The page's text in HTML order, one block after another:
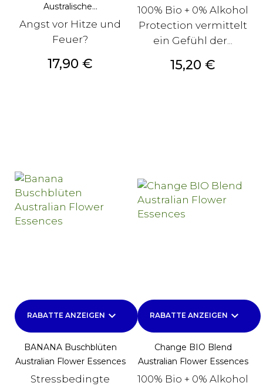
Australische...
Angst vor Hitze und
Feuer?
Preis
17,90 €
100% Bio + 0% Alkohol
Protection vermittelt
ein Gefühl der...
Preis
15,20 €
RABATTE ANZEIGEN keyboard_arrow_down
BANANA Buschblüten
Australian Flower Essences
Stressbedingte
RABATTE ANZEIGEN keyboard_arrow_down
Change BIO Blend
Australian Flower Essences
100% Bio + 0% Alkohol